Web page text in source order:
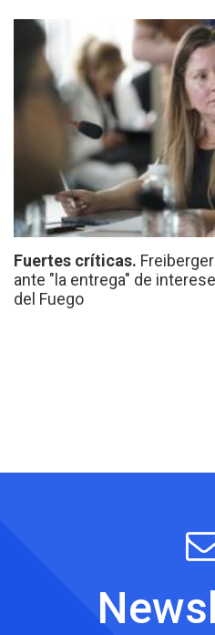
Fuertes críticas.
ante "la entrega" de
del Fuego